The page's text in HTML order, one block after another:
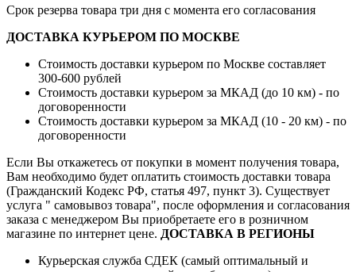
Срок резерва товара три дня с момента его согласования
ДОСТАВКА КУРЬЕРОМ ПО МОСКВЕ
Стоимость доставки курьером по Москве составляет
300-600 рублей
Стоимость доставки курьером за МКАД (до 10 км) - по
договоренности
Стоимость доставки курьером за МКАД (10 - 20 км) - по
договоренности
Если Вы откажетесь от покупки в момент получения товара,
Вам необходимо будет оплатить стоимость доставки товара
(Гражданский Кодекс РФ, статья 497, пункт 3). Существует
услуга " самовывоз товара", после оформления и согласования
заказа с менеджером Вы приобретаете его в розничном
магазине по интернет цене. ДОСТАВКА В РЕГИОНЫ
Курьерская служба СДЕК (самый оптимальный и